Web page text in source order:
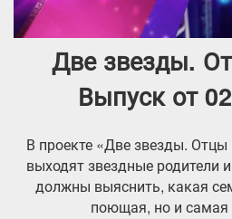
Две звезды.
Выпуск от
В проекте «Две звезды. Отцы
выходят звездные родители
должны выяснить, какая
поющая, но и самая